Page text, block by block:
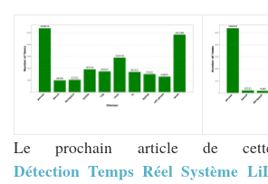
Le prochain article de
Détection Temps Réel Système